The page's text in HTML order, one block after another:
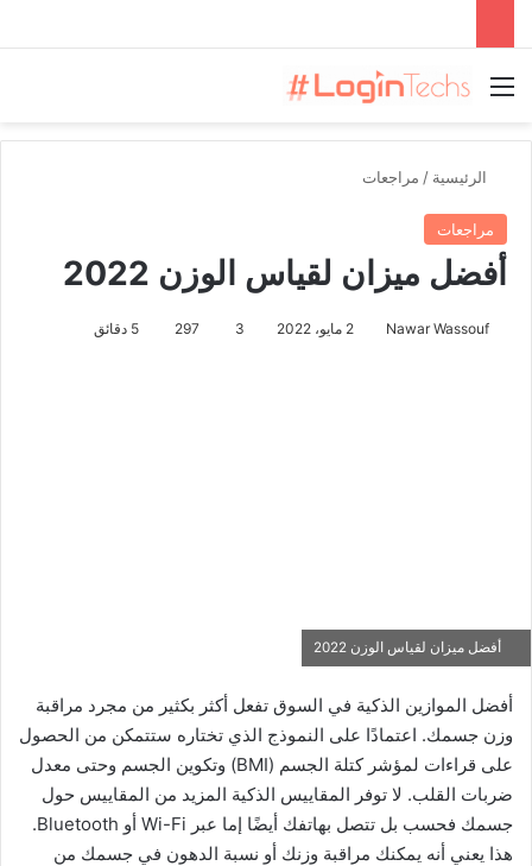
القائمة
الرئيسية / مراجعات
مراجعات
أفضل ميزان لقياس الوزن 2022
Nawar Wassouf 2 مايو، 2022 3
297
أفضل ميزان لقياس الوزن 2022
أفضل الموازين الذكية في السوق تفعل أكثر بكثير من مجرد مراقبة
وزن جسمك. اعتمادًا على النموذج الذي تختاره ستتمكن من الحصول
على قراءات لمؤشر كتلة الجسم (BMI) وتكوين الجسم وحتى معدل
ضربات القلب. لا توفر المقاييس الذكية المزيد من المقاييس حول
جسمك فحسب بل تتصل بهاتفك أيضًا إما عبر Wi-Fi أو Bluetooth.
هذا يعني أنه يمكنك مراقبة وزنك أو نسبة الدهون في جسمك من